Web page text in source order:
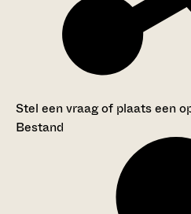
Stel een vraag of plaats een
Bestand